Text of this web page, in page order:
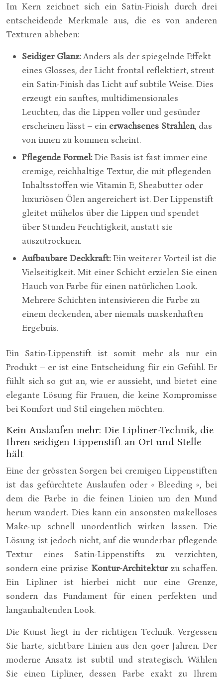
Im Kern zeichnet sich ein Satin-Finish durch drei
entscheidende Merkmale aus, die es von anderen
Texturen abheben:
Seidiger Glanz:Anders als der spiegelnde Effekt
eines Glosses, der Licht frontal reflektiert, streut
ein Satin-Finish das Licht auf subtile Weise. Dies
erzeugt ein sanftes, multidimensionales
Leuchten, das die Lippen voller und gesünder
erscheinen lässt – ein erwachsenes Strahlen, das
von innen zu kommen scheint.
Pflegende Formel:Die Basis ist fast immer eine
cremige, reichhaltige Textur, die mit pflegenden
Inhaltsstoffen wie Vitamin E, Sheabutter oder
luxuriösen Ölen angereichert ist. Der Lippenstift
gleitet mühelos über die Lippen und spendet
über Stunden Feuchtigkeit, anstatt sie
auszutrocknen.
Aufbaubare Deckkraft:Ein weiterer Vorteil ist die
Vielseitigkeit. Mit einer Schicht erzielen Sie einen
Hauch von Farbe für einen natürlichen Look.
Mehrere Schichten intensivieren die Farbe zu
einem deckenden, aber niemals maskenhaften
Ergebnis.
Ein Satin-Lippenstift ist somit mehr als nur ein
Produkt – er ist eine Entscheidung für ein Gefühl. Er
fühlt sich so gut an, wie er aussieht, und bietet eine
elegante Lösung für Frauen, die keine Kompromisse
bei Komfort und Stil eingehen möchten.
Kein Auslaufen mehr: Die Lipliner-Technik, die
Ihren seidigen Lippenstift an Ort und Stelle
hält
Eine der grössten Sorgen bei cremigen Lippenstiften
ist das gefürchtete Auslaufen oder « Bleeding », bei
dem die Farbe in die feinen Linien um den Mund
herum wandert. Dies kann ein ansonsten makelloses
Make-up schnell unordentlich wirken lassen. Die
Lösung ist jedoch nicht, auf die wunderbar pflegende
Textur eines Satin-Lippenstifts zu verzichten,
sondern eine präzise Kontur-Architekturzu schaffen.
Ein Lipliner ist hierbei nicht nur eine Grenze,
sondern das Fundament für einen perfekten und
langanhaltenden Look.
Die Kunst liegt in der richtigen Technik. Vergessen
Sie harte, sichtbare Linien aus den 90er Jahren. Der
moderne Ansatz ist subtil und strategisch. Wählen
Sie einen Lipliner, dessen Farbe exakt zu Ihrem